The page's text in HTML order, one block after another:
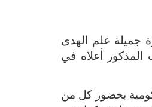
جميلة علم الهدى
المذكور أعلاه في
بحضور كل من